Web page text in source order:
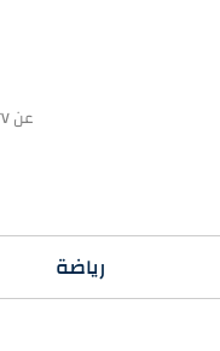
عن Red TV
رياضة